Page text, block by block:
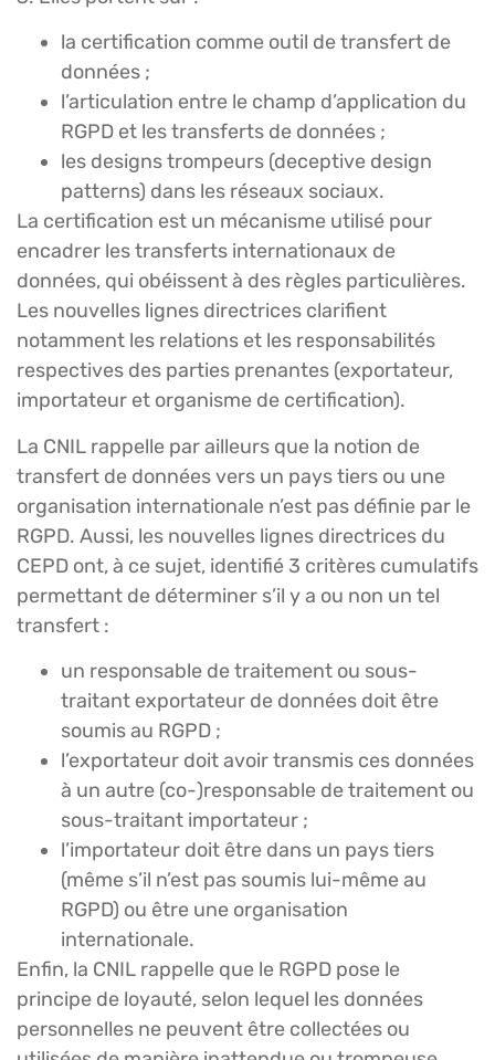
la certification comme outil de transfert de
données ;
l’articulation entre le champ d’application du
RGPD et les transferts de données ;
les designs trompeurs (deceptive design
patterns) dans les réseaux sociaux.
La certification est un mécanisme utilisé pour
encadrer les transferts internationaux de
données, qui obéissent à des règles particulières.
Les nouvelles lignes directrices clarifient
notamment les relations et les responsabilités
respectives des parties prenantes (exportateur,
importateur et organisme de certification).
La CNIL rappelle par ailleurs que la notion de
transfert de données vers un pays tiers ou une
organisation internationale n’est pas définie par le
RGPD. Aussi, les nouvelles lignes directrices du
CEPD ont, à ce sujet, identifié 3 critères cumulatifs
permettant de déterminer s’il y a ou non un tel
transfert :
un responsable de traitement ou sous-
traitant exportateur de données doit être
soumis au RGPD ;
l’exportateur doit avoir transmis ces données
à un autre (co-)responsable de traitement ou
sous-traitant importateur ;
l’importateur doit être dans un pays tiers
(même s’il n’est pas soumis lui-même au
RGPD) ou être une organisation
internationale.
Enfin, la CNIL rappelle que le RGPD pose le
principe de loyauté, selon lequel les données
personnelles ne peuvent être collectées ou